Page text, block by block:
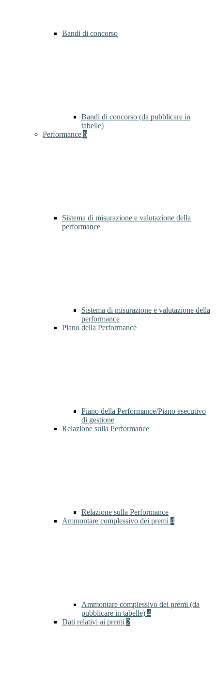
Bandi di concorso
Bandi di concorso (da pubblicare in
tabelle)
Performance 6
Sistema di misurazione e valutazione della
performance
Sistema di misurazione e valutazione della
performance
Piano della Performance
Piano della Performance/Piano esecutivo
di gestione
Relazione sulla Performance
Relazione sulla Performance
Ammontare complessivo dei premi 4
Ammontare complessivo dei premi (da
pubblicare in tabelle) 4
Dati relativi ai premi 2